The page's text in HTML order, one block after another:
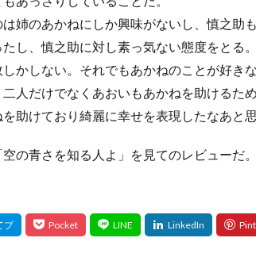
姉のあかねにしか興味がないし、慎之助
たし、慎之助に対し素っ気ない態度をとる
かしない。それでもあかねのことが好き
人だけでなくあおいもあかねを助けるた
助けており綺麗に幸せを表現したなあと思
の青さを知る人よ」を見てのレビューだ